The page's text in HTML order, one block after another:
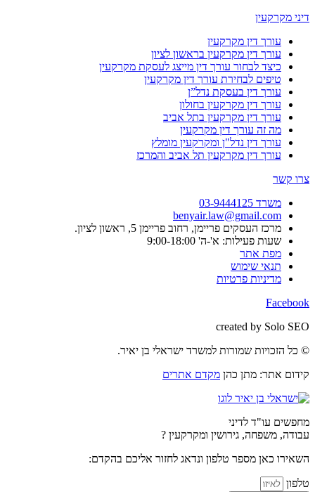
דיני מקרקעין
עורך דין מקרקעין
עורך דין מקרקעין בראשון לציון
כיצד לבחור עורך דין מייצג לעסקת מקרקעין
טיפים לבחירת עורך דין מקרקעין
עורך דין בעסקת נדל”ן
עורך דין מקרקעין בחולון
עורך דין מקרקעין בתל אביב
מה זה עורך דין מקרקעין
עורך דין נדל"ן ומקרקעין מומלץ
עורך דין מקרקעין תל אביב והמרכז
צרו קשר
משרד 03-9444125
benyair.law@gmail.com
מרכז העסקים פריימן, רחוב פריימן 5, ראשון לציון.
שעות פעילות: א'-ה' 9:00-18:00
מפת אתר
תנאי שימוש
מדיניות פרטיות
Facebook
created by Solo SEO
© כל הזכויות שמורות למשרד ישראלי בן יאיר.
קידום אתר: מתן כהן מקדם אתרים
מחפשים עו"ד לדיני
עבודה, משפחה, גירושין ומקרקעין ?
השאירו כאן מספר טלפון ונדאג לחזור אליכם בהקדם:
טלפון